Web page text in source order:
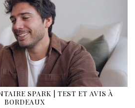
SPARK | TEST ET AVIS À
BORDEAUX